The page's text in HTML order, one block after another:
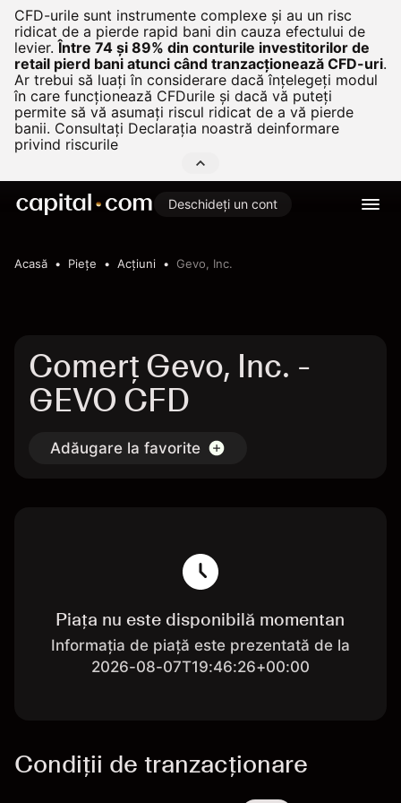
CFD-urile sunt instrumente complexe și au un risc
ridicat de a pierde rapid bani din cauza efectului de
levier. Între 74 și 89% din conturile investitorilor de
retail pierd bani atunci când tranzacționează CFD-uri.
Ar trebui să luați în considerare dacă înțelegeți modul
în care funcționează CFDurile și dacă vă puteți
permite să vă asumați riscul ridicat de a vă pierde
banii. Consultați Declarația noastră deinformare
privind riscurile
Deschideți un cont
Acasă Pieţe Acțiuni Gevo, Inc.
Comerț Gevo, Inc. -
GEVO CFD
Adăugare la favorite
Piața nu este disponibilă momentan
Informația de piață este prezentată de la
2026-08-07T19:46:26+00:00
Condiții de tranzacționare